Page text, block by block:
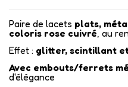
Paire de lacets plats,
coloris rose cuivré, au
Effet : glitter, scintillant
Avec embouts/ferrets
d'élégance